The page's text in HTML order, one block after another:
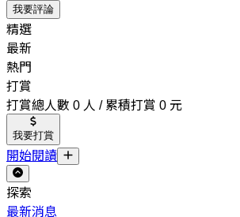
我要評論
精選
最新
熱門
打賞
打賞總人數 0 人 / 累積打賞 0 元
我要打賞
開始閱讀
探索
最新消息